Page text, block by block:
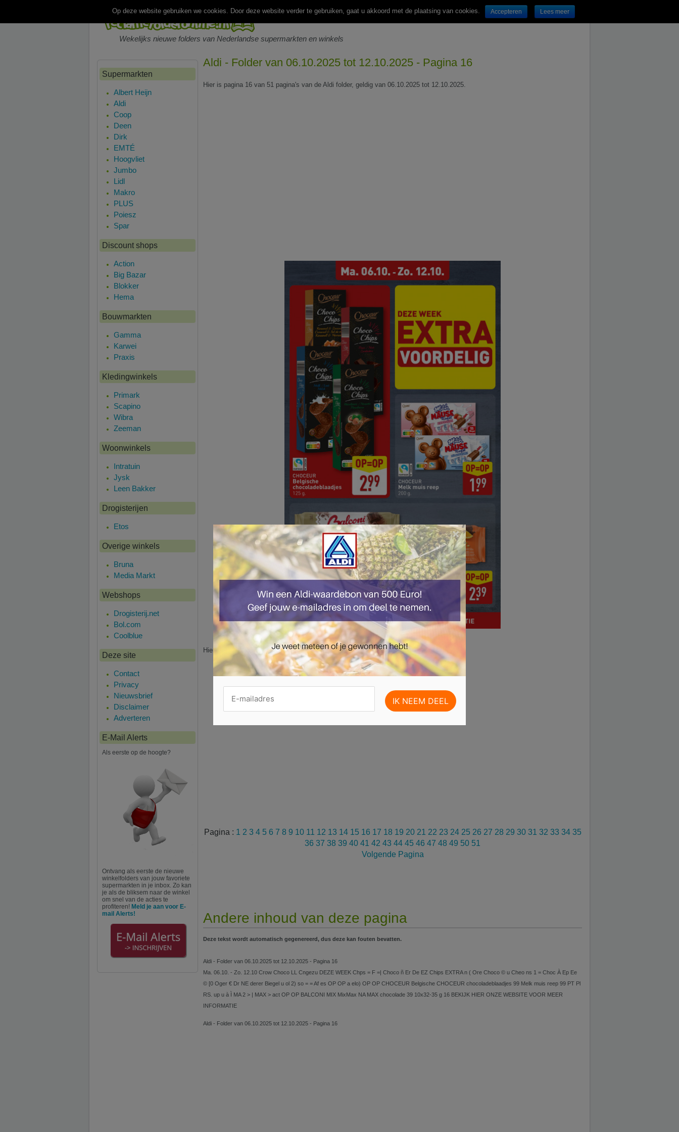
Wekelijks nieuwe folders van Nederlandse supermarkten en winkels
Aldi - Folder van 06.10.2025 tot 12.10.2025 - Pagina 16
Hier is pagina 16 van 51 pagina's van de Aldi folder, geldig van 06.10.2025 tot 12.10.2025.
Hier is pagina 16 van 51 pagina's van de Aldi folder, geldig van 06.10.2025 tot 12.10.2025.
Pagina : 1 2 3 4 5 6 7 8 9 10 11 12 13 14 15 16 17 18 19 20 21 22 23 24 25 26 27 28 29 30 31 32 33 34 35
36 37 38 39 40 41 42 43 44 45 46 47 48 49 50 51
Volgende Pagina
Andere inhoud van deze pagina
Deze tekst wordt automatisch gegenereerd, dus deze kan fouten bevatten.
Aldi - Folder van 06.10.2025 tot 12.10.2025 - Pagina 16
Ma. 06.10. - Zo. 12.10 Crow Choco LL Cngezu DEZE WEEK Chps = F =| Choco ñ Er De EZ Chips EXTRA n ( Ore Choco © u Cheo ns 1 = Choc À Ep Ee
© [0 Oger € Dr NE derer Biegel u ol 2) so = = Af es OP OP a elo) OP OP CHOCEUR Belgische CHOCEUR chocoladeblaadjes 99 Melk muis reep 99 PT Pl
RS. up u à Ì MA 2 > | MAX > act OP OP BALCONI MIX MixMax NA MAX chocolade 39 10x32-35 g 16 BEKIJK HIER ONZE WEBSITE VOOR MEER
INFORMATIE
Aldi - Folder van 06.10.2025 tot 12.10.2025 - Pagina 16
Supermarkten
Albert Heijn
Aldi
Coop
Deen
Dirk
EMTÉ
Hoogvliet
Jumbo
Lidl
Makro
PLUS
Poiesz
Spar
Discount shops
Action
Big Bazar
Blokker
Hema
Bouwmarkten
Gamma
Karwei
Praxis
Kledingwinkels
Primark
Scapino
Wibra
Zeeman
Woonwinkels
Intratuin
Jysk
Leen Bakker
Drogisterijen
Etos
Overige winkels
Bruna
Media Markt
Webshops
Drogisterij.net
Bol.com
Coolblue
Deze site
Contact
Privacy
Nieuwsbrief
Disclaimer
Adverteren
E-Mail Alerts
Als eerste op de hoogte?
Ontvang als eerste de nieuwe
winkelfolders van jouw favoriete
supermarkten in je inbox. Zo kan
je als de bliksem naar de winkel
om snel van de acties te
profiteren! Meld je aan voor E-
mail Alerts!
Op deze website gebruiken we cookies. Door deze website verder te gebruiken, gaat u akkoord met de plaatsing van cookies. Accepteren Lees meer
×